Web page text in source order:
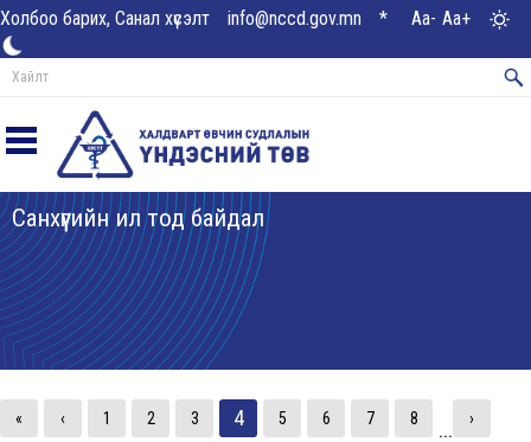
Холбоо барих, Санал хүсэлт info@nccd.gov.mn * Aa- Aa+
Санхүүгийн ил тод байдал
« ‹ 1 2 3 4 5 6 7 8
...
›